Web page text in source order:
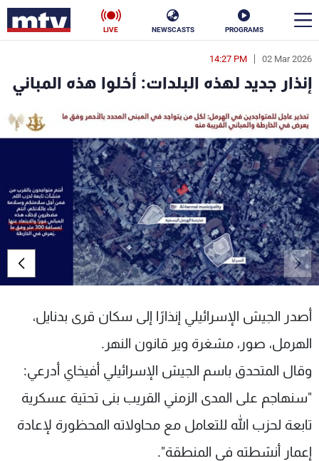
PROGRAMS
NEWSCASTS
LIVE
02 Mar 2026
14:27 PM
إنذار جديد لهذه البلدات: أخلوا هذه المباني
أصدر الجيش الإسرائيلي إنذارًا إلى سكان قرى بدنايل،
الهرمل، صور، مشغرة وير قانون النهر.
وقال المتحدق باسم الجيش الإسرائيلي أفيخاي أدرعي:
"سنهاجم على المدى الزمني القريب بنى تحتية عسكرية
تابعة لحزب الله للتعامل مع محاولاته المحظورة لإعادة
إعمار أنشطته في المنطقة".
en
الأخبار
سياسة
إقتصاد فن
منوعات رياضة
كأس العالم
جدول البرامج
شاهد البرامج
الترددات
عن MTV
لاعلاناتكم
وظائف
شروط الإسـتخدام
سياسة الخصوصية